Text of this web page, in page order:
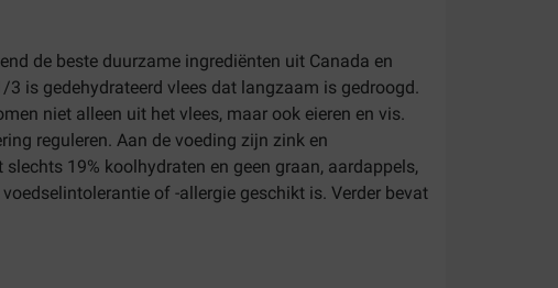
de beste duurzame ingrediënten uit Canada en
is gedehydrateerd vlees dat langzaam is gedroogd.
niet alleen uit het vlees, maar ook eieren en vis.
reguleren. Aan de voeding zijn zink en
19% koolhydraten en geen graan, aardappels,
of -allergie geschikt is. Verder bevat